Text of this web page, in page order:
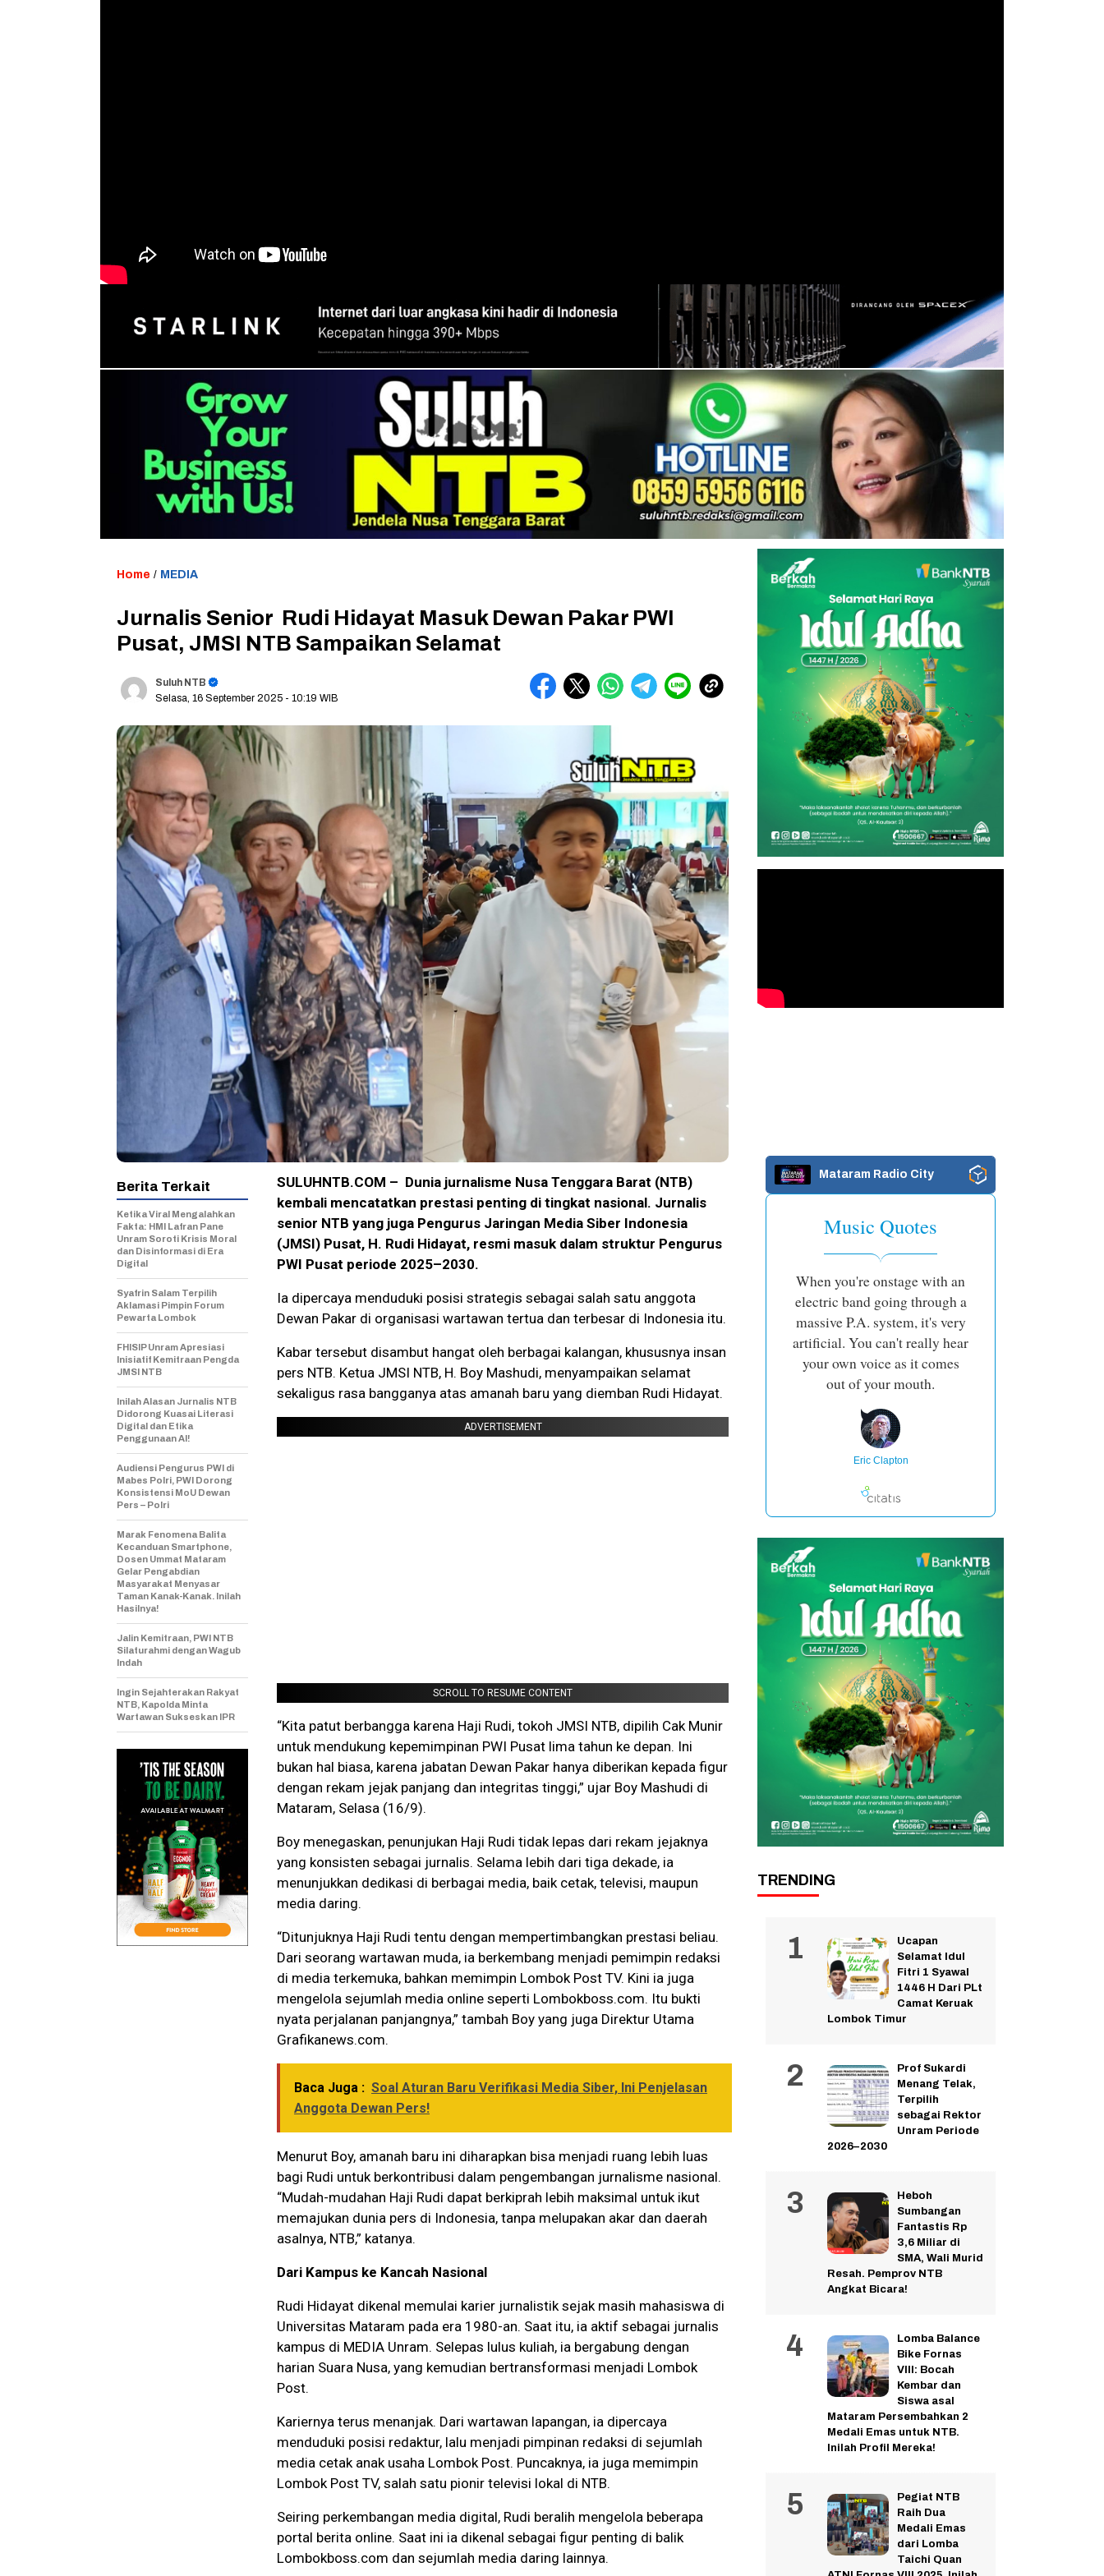
Home / MEDIA
Jurnalis Senior Rudi Hidayat Masuk Dewan Pakar PWI
Pusat, JMSI NTB Sampaikan Selamat
Suluh NTB
Selasa, 16 September 2025 - 10:19 WIB
SULUHNTB.COM – Dunia jurnalisme Nusa Tenggara Barat (NTB)
kembali mencatatkan prestasi penting di tingkat nasional. Jurnalis
senior NTB yang juga Pengurus Jaringan Media Siber Indonesia
(JMSI) Pusat, H. Rudi Hidayat, resmi masuk dalam struktur Pengurus
PWI Pusat periode 2025–2030.
Ia dipercaya menduduki posisi strategis sebagai salah satu anggota
Dewan Pakar di organisasi wartawan tertua dan terbesar di Indonesia itu.
Kabar tersebut disambut hangat oleh berbagai kalangan, khususnya insan
pers NTB. Ketua JMSI NTB, H. Boy Mashudi, menyampaikan selamat
sekaligus rasa bangganya atas amanah baru yang diemban Rudi Hidayat.
ADVERTISEMENT
SCROLL TO RESUME CONTENT
“Kita patut berbangga karena Haji Rudi, tokoh JMSI NTB, dipilih Cak Munir
untuk mendukung kepemimpinan PWI Pusat lima tahun ke depan. Ini
bukan hal biasa, karena jabatan Dewan Pakar hanya diberikan kepada figur
dengan rekam jejak panjang dan integritas tinggi,” ujar Boy Mashudi di
Mataram, Selasa (16/9).
Boy menegaskan, penunjukan Haji Rudi tidak lepas dari rekam jejaknya
yang konsisten sebagai jurnalis. Selama lebih dari tiga dekade, ia
menunjukkan dedikasi di berbagai media, baik cetak, televisi, maupun
media daring.
“Ditunjuknya Haji Rudi tentu dengan mempertimbangkan prestasi beliau.
Dari seorang wartawan muda, ia berkembang menjadi pemimpin redaksi
di media terkemuka, bahkan memimpin Lombok Post TV. Kini ia juga
mengelola sejumlah media online seperti Lombokboss.com. Itu bukti
nyata perjalanan panjangnya,” tambah Boy yang juga Direktur Utama
Grafikanews.com.
Baca Juga : Soal Aturan Baru Verifikasi Media Siber, Ini Penjelasan
Anggota Dewan Pers!
Menurut Boy, amanah baru ini diharapkan bisa menjadi ruang lebih luas
bagi Rudi untuk berkontribusi dalam pengembangan jurnalisme nasional.
“Mudah-mudahan Haji Rudi dapat berkiprah lebih maksimal untuk ikut
memajukan dunia pers di Indonesia, tanpa melupakan akar dan daerah
asalnya, NTB,” katanya.
Dari Kampus ke Kancah Nasional
Rudi Hidayat dikenal memulai karier jurnalistik sejak masih mahasiswa di
Universitas Mataram pada era 1980-an. Saat itu, ia aktif sebagai jurnalis
kampus di MEDIA Unram. Selepas lulus kuliah, ia bergabung dengan
harian Suara Nusa, yang kemudian bertransformasi menjadi Lombok
Post.
Kariernya terus menanjak. Dari wartawan lapangan, ia dipercaya
menduduki posisi redaktur, lalu menjadi pimpinan redaksi di sejumlah
media cetak anak usaha Lombok Post. Puncaknya, ia juga memimpin
Lombok Post TV, salah satu pionir televisi lokal di NTB.
Seiring perkembangan media digital, Rudi beralih mengelola beberapa
portal berita online. Saat ini ia dikenal sebagai figur penting di balik
Lombokboss.com dan sejumlah media daring lainnya.
Berita Terkait
Ketika Viral Mengalahkan
Fakta: HMI Lafran Pane
Unram Soroti Krisis Moral
dan Disinformasi di Era
Digital
Syafrin Salam Terpilih
Aklamasi Pimpin Forum
Pewarta Lombok
FHISIP Unram Apresiasi
Inisiatif Kemitraan Pengda
JMSI NTB
Inilah Alasan Jurnalis NTB
Didorong Kuasai Literasi
Digital dan Etika
Penggunaan AI!
Audiensi Pengurus PWI di
Mabes Polri, PWI Dorong
Konsistensi MoU Dewan
Pers – Polri
Marak Fenomena Balita
Kecanduan Smartphone,
Dosen Ummat Mataram
Gelar Pengabdian
Masyarakat Menyasar
Taman Kanak-Kanak. Inilah
Hasilnya!
Jalin Kemitraan, PWI NTB
Silaturahmi dengan Wagub
Indah
Ingin Sejahterakan Rakyat
NTB, Kapolda Minta
Wartawan Sukseskan IPR
Mataram Radio City
Music Quotes
When you're onstage with an
electric band going through a
massive P.A. system, it's very
artificial. You can't really hear
your own voice as it comes
out of your mouth.
Eric Clapton
TRENDING
Ucapan
Selamat Idul
Fitri 1 Syawal
1446 H Dari PLt
Camat Keruak
Lombok Timur
Prof Sukardi
Menang Telak,
Terpilih
sebagai Rektor
Unram Periode
2026–2030
Heboh
Sumbangan
Fantastis Rp
3,6 Miliar di
SMA, Wali Murid
Resah. Pemprov NTB
Angkat Bicara!
Lomba Balance
Bike Fornas
VIII: Bocah
Kembar dan
Siswa asal
Mataram Persembahkan 2
Medali Emas untuk NTB.
Inilah Profil Mereka!
Pegiat NTB
Raih Dua
Medali Emas
dari Lomba
Taichi Quan